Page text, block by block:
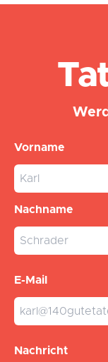
Vorname
Nachname
E-Mail
Nachricht